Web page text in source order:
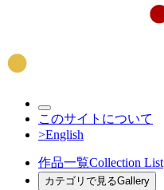
このサイトについて
>English
作品一覧Collection List
カテゴリで見るGallery